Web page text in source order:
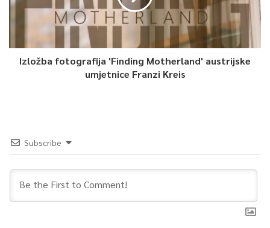
Izložba fotografija 'Finding Motherland' austrijske
umjetnice Franzi Kreis
Subscribe